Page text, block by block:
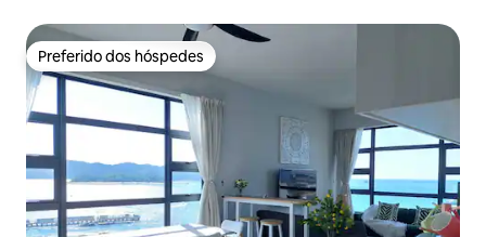
Preferido dos hóspedes
Preferido dos hóspedes